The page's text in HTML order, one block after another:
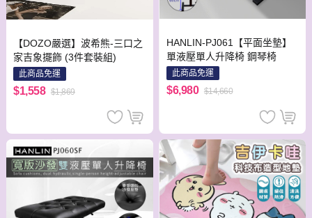
【DOZO嚴選】波希熊-三口之
家吉象擺飾 (3件套裝組)
此商品免運
$1,558 $1,869
HANLIN-PJ061【平面坐墊】
單液壓單人升降椅 鋼琴椅
此商品免運
$6,980 $14,660